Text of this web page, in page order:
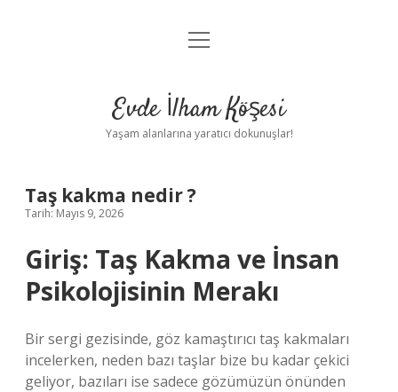
Anasayfa
Yasal Uyarı
menüyü
Evde İlham Köşesi
Yaşam alanlarına yaratıcı dokunuşlar!
Taş kakma nedir ?
Tarih: Mayıs 9, 2026
Giriş: Taş Kakma ve İnsan
Psikolojisinin Merakı
Bir sergi gezisinde, göz kamaştırıcı taş kakmaları
incelerken, neden bazı taşlar bize bu kadar çekici
geliyor, bazıları ise sadece gözümüzün önünden